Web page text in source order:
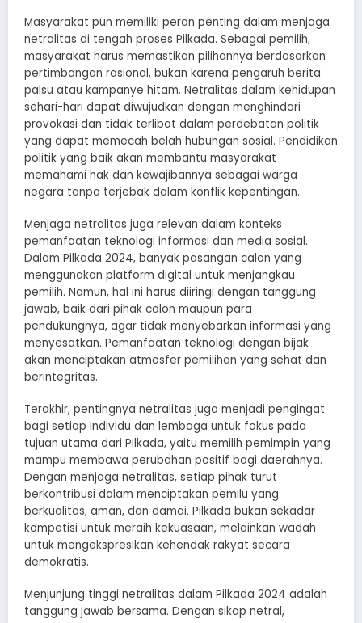
Masyarakat pun memiliki peran penting dalam menjaga
netralitas di tengah proses Pilkada. Sebagai pemilih,
masyarakat harus memastikan pilihannya berdasarkan
pertimbangan rasional, bukan karena pengaruh berita
palsu atau kampanye hitam. Netralitas dalam kehidupan
sehari-hari dapat diwujudkan dengan menghindari
provokasi dan tidak terlibat dalam perdebatan politik
yang dapat memecah belah hubungan sosial. Pendidikan
politik yang baik akan membantu masyarakat
memahami hak dan kewajibannya sebagai warga
negara tanpa terjebak dalam konflik kepentingan.
Menjaga netralitas juga relevan dalam konteks
pemanfaatan teknologi informasi dan media sosial.
Dalam Pilkada 2024, banyak pasangan calon yang
menggunakan platform digital untuk menjangkau
pemilih. Namun, hal ini harus diiringi dengan tanggung
jawab, baik dari pihak calon maupun para
pendukungnya, agar tidak menyebarkan informasi yang
menyesatkan. Pemanfaatan teknologi dengan bijak
akan menciptakan atmosfer pemilihan yang sehat dan
berintegritas.
Terakhir, pentingnya netralitas juga menjadi pengingat
bagi setiap individu dan lembaga untuk fokus pada
tujuan utama dari Pilkada, yaitu memilih pemimpin yang
mampu membawa perubahan positif bagi daerahnya.
Dengan menjaga netralitas, setiap pihak turut
berkontribusi dalam menciptakan pemilu yang
berkualitas, aman, dan damai. Pilkada bukan sekadar
kompetisi untuk meraih kekuasaan, melainkan wadah
untuk mengekspresikan kehendak rakyat secara
demokratis.
Menjunjung tinggi netralitas dalam Pilkada 2024 adalah
tanggung jawab bersama. Dengan sikap netral,